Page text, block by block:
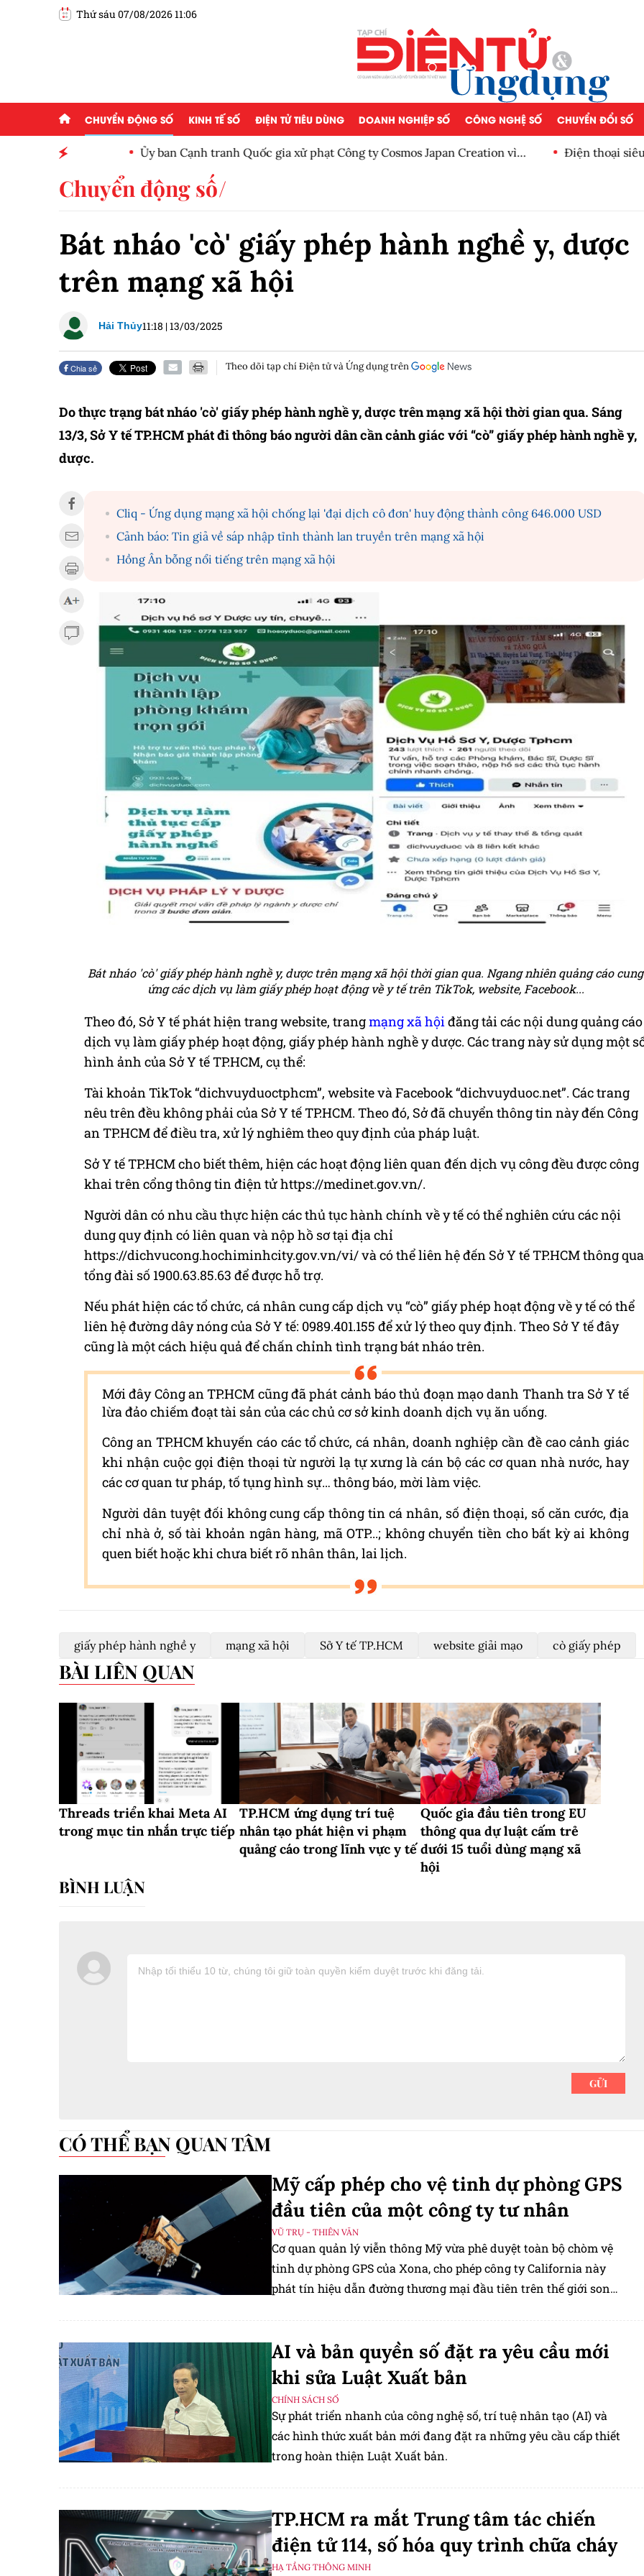
Thứ sáu 07/08/2026 11:06
CHUYỂN ĐỘNG SỐ KINH TẾ SỐ ĐIỆN TỬ TIÊU DÙNG DOANH NGHIỆP SỐ CÔNG NGHỆ SỐ CHUYỂN ĐỔI SỐ
Ủy ban Cạnh tranh Quốc gia xử phạt Công ty Cosmos Japan Creation vì
Điện thoại siêu pin TECNO
Chuyển động số
Bát nháo 'cò' giấy phép hành nghề y, dược
trên mạng xã hội
Hải Thủy11:18 |13/03/2025
Chia sẻ Theo dõi tạp chí Điện tử và Ứng dụng trên
Do thực trạng bát nháo 'cò' giấy phép hành nghề y, dược trên mạng xã hội thời gian qua. Sáng
13/3, Sở Y tế TP.HCM phát đi thông báo người dân cần cảnh giác với “cò” giấy phép hành nghề y,
dược.
Cliq - Ứng dụng mạng xã hội chống lại 'đại dịch cô đơn' huy động thành công 646.000 USD
Cảnh báo: Tin giả về sáp nhập tỉnh thành lan truyền trên mạng xã hội
Hồng Ân bỗng nổi tiếng trên mạng xã hội
Bát nháo 'cò' giấy phép hành nghề y, dược trên mạng xã hội thời gian qua. Ngang nhiên quảng cáo cung
ứng các dịch vụ làm giấy phép hoạt động về y tế trên TikTok, website, Facebook...
Theo đó, Sở Y tế phát hiện trang website, trangmạng xã hộiđăng tải các nội dung quảng cáo
dịch vụ làm giấy phép hoạt động, giấy phép hành nghề y dược. Các trang này sử dụng một
hình ảnh của Sở Y tế TP.HCM, cụ thể:
Tài khoản TikTok “dichvuyduoctphcm”, website và Facebook “dichvuyduoc.net”. Các trang
nêu trên đều không phải của Sở Y tế TP.HCM. Theo đó, Sở đã chuyển thông tin này đến Công
an TP.HCM để điều tra, xử lý nghiêm theo quy định của pháp luật.
Sở Y tế TP.HCM cho biết thêm, hiện các hoạt động liên quan đến dịch vụ công đều được công
khai trên cổng thông tin điện tử https://medinet.gov.vn/.
Người dân có nhu cầu thực hiện các thủ tục hành chính về y tế có thể nghiên cứu các nội
dung quy định có liên quan và nộp hồ sơ tại địa chỉ
https://dichvucong.hochiminhcity.gov.vn/vi/ và có thể liên hệ đến Sở Y tế TP.HCM thông qua
tổng đài số 1900.63.85.63 để được hỗ trợ.
Nếu phát hiện các tổ chức, cá nhân cung cấp dịch vụ “cò” giấy phép hoạt động về y tế có thể
liên hệ đường dây nóng của Sở Y tế: 0989.401.155 để xử lý theo quy định. Theo Sở Y tế đây
cũng là một cách hiệu quả để chấn chỉnh tình trạng bát nháo trên.
Mới đây Công an TP.HCM cũng đã phát cảnh báo thủ đoạn mạo danh Thanh tra Sở Y tế
lừa đảo chiếm đoạt tài sản của các chủ cơ sở kinh doanh dịch vụ ăn uống.
Công an TP.HCM khuyến cáo các tổ chức, cá nhân, doanh nghiệp cần đề cao cảnh giác
khi nhận cuộc gọi điện thoại từ người lạ tự xưng là cán bộ các cơ quan nhà nước, hay
các cơ quan tư pháp, tố tụng hình sự… thông báo, mời làm việc.
Người dân tuyệt đối không cung cấp thông tin cá nhân, số điện thoại, số căn cước, địa
chỉ nhà ở, số tài khoản ngân hàng, mã OTP...; không chuyển tiền cho bất kỳ ai không
quen biết hoặc khi chưa biết rõ nhân thân, lai lịch.
giấy phép hành nghề y mạng xã hội Sở Y tế TP.HCM website giải mạo cò giấy phép
BÀI LIÊN QUAN
Threads triển khai Meta AI
trong mục tin nhắn trực tiếp
TP.HCM ứng dụng trí tuệ
nhân tạo phát hiện vi phạm
quảng cáo trong lĩnh vực y tế
Quốc gia đầu tiên trong EU
thông qua dự luật cấm trẻ
dưới 15 tuổi dùng mạng xã
hội
CÓ THỂ BẠN QUAN TÂM
Mỹ cấp phép cho vệ tinh dự phòng GPS
đầu tiên của một công ty tư nhân
VŨ TRỤ - THIÊN VĂN
Cơ quan quản lý viễn thông Mỹ vừa phê duyệt toàn bộ chòm vệ
tinh dự phòng GPS của Xona, cho phép công ty California này
phát tín hiệu dẫn đường thương mại đầu tiên trên thế giới song
AI và bản quyền số đặt ra yêu cầu mới
khi sửa Luật Xuất bản
CHÍNH SÁCH SỐ
Sự phát triển nhanh của công nghệ số, trí tuệ nhân tạo (AI) và
các hình thức xuất bản mới đang đặt ra những yêu cầu cấp thiết
trong hoàn thiện Luật Xuất bản.
TP.HCM ra mắt Trung tâm tác chiến
điện tử 114, số hóa quy trình chữa cháy
HẠ TẦNG THÔNG MINH